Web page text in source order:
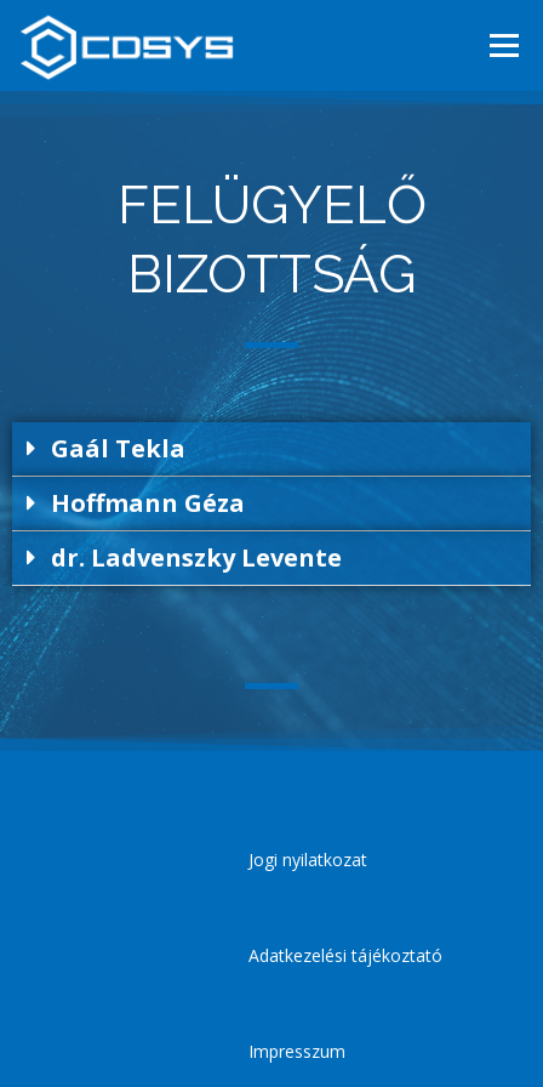
Menü
FŐOLDAL
KAPCSOLAT BEFEKTETŐKNEK
FELÜGYELŐ
BIZOTTSÁG
Gaál Tekla
Hoffmann Géza
dr. Ladvenszky Levente
Jogi nyilatkozat
Adatkezelési tájékoztató
Impresszum